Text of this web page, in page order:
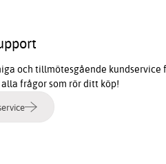
och tillmötesgående kundservice
alla frågor som rör ditt köp!